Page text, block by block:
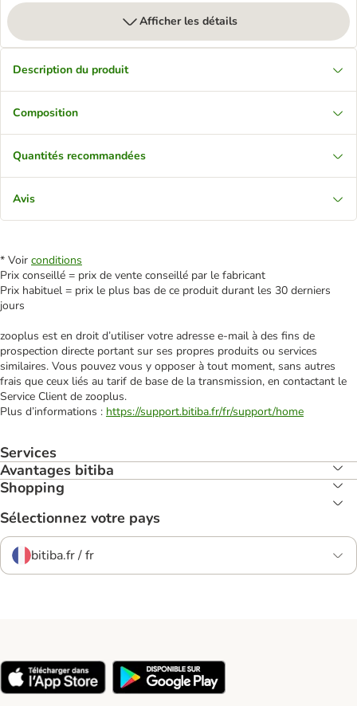
Afficher les détails
Description du produit
Composition
Quantités recommandées
Avis
* Voir conditions
Prix conseillé = prix de vente conseillé par le fabricant
Prix habituel = prix le plus bas de ce produit durant les 30 derniers
jours
zooplus est en droit d’utiliser votre adresse e‑mail à des fins de
prospection directe portant sur ses propres produits ou services
similaires. Vous pouvez vous y opposer à tout moment, sans autres
frais que ceux liés au tarif de base de la transmission, en contactant le
Service Client de zooplus.
Plus d’informations : https://support.bitiba.fr/fr/support/home
Services
Avantages bitiba
Shopping
Sélectionnez votre pays
bitiba.fr / fr